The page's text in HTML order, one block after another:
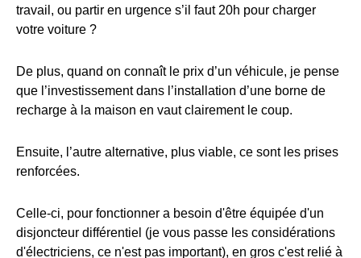
travail, ou partir en urgence s’il faut 20h pour charger
votre voiture ?
De plus, quand on connaît le prix d’un véhicule, je pense
que l’investissement dans l’installation d’une borne de
recharge à la maison en vaut clairement le coup.
Ensuite, l’autre alternative, plus viable, ce sont les prises
renforcées.
Celle-ci, pour fonctionner a besoin d'être équipée d'un
disjoncteur différentiel (je vous passe les considérations
d'électriciens, ce n'est pas important), en gros c'est relié à